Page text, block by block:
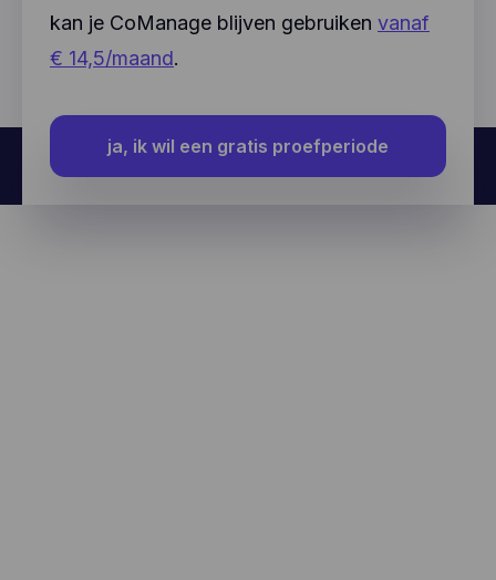
kan je CoManage blijven gebruiken vanaf
€ 14,5/maand.
ja, ik wil een gratis proefperiode